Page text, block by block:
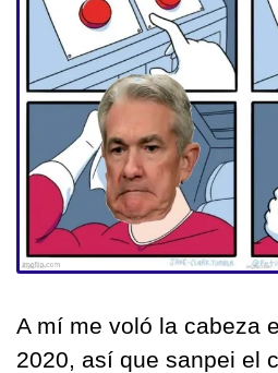
A mí me voló la cabeza
2020, así que sanpei el